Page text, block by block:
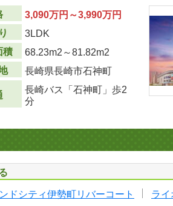
3,090万円～3,990万円
3LDK
積
68.23m2 ～81.82m2
長崎県長崎市石神町
長崎バス「石神町」歩2
分
ドシティ伊勢町リバーコート ラ